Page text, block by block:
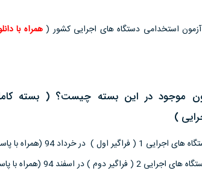
آزمون استخدامی دستگاه های اجرایی کشور (همراه با
موجود در این بسته چیست؟ ( بسته
)
94 (همراه با پاسخنامه تشریحی)
94 (همراه با پاسخنامه تشریحی)